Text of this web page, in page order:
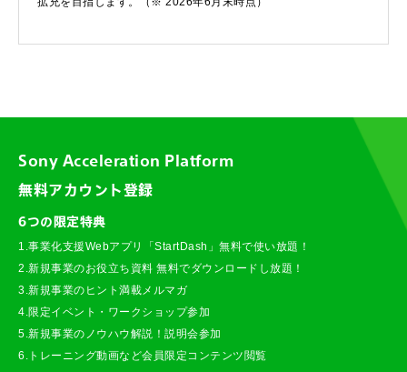
Sony Acceleration Platform
無料アカウント登録
6つの限定特典
1.事業化支援Webアプリ「StartDash」無料で使い放題！
2.新規事業のお役立ち資料 無料でダウンロードし放題！
3.新規事業のヒント満載メルマガ
4.限定イベント・ワークショップ参加
5.新規事業のノウハウ解説！説明会参加
6.トレーニング動画など会員限定コンテンツ閲覧